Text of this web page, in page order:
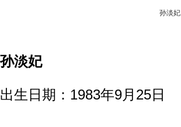
孙淡妃
孙淡妃
出生日期：1983年9月25日